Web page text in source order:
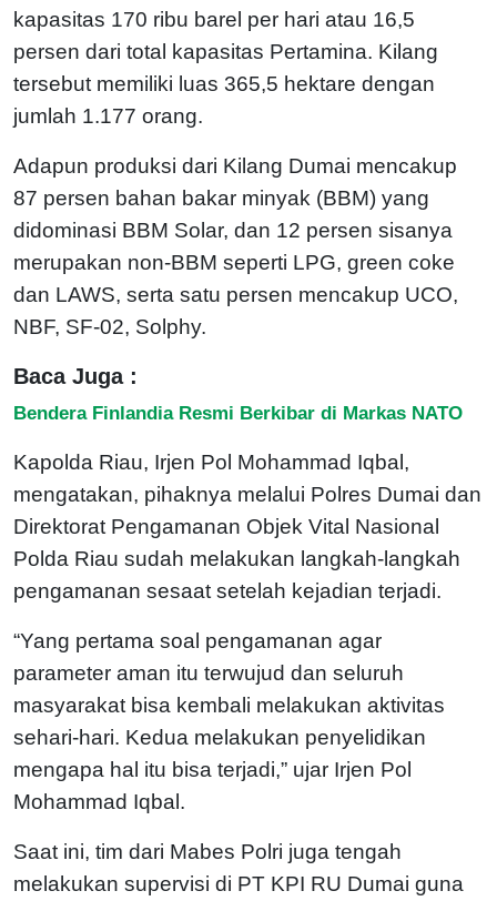
kapasitas 170 ribu barel per hari atau 16,5
persen dari total kapasitas Pertamina. Kilang
tersebut memiliki luas 365,5 hektare dengan
jumlah 1.177 orang.
Adapun produksi dari Kilang Dumai mencakup
87 persen bahan bakar minyak (BBM) yang
didominasi BBM Solar, dan 12 persen sisanya
merupakan non-BBM seperti LPG, green coke
dan LAWS, serta satu persen mencakup UCO,
NBF, SF-02, Solphy.
Baca Juga :
Bendera Finlandia Resmi Berkibar di Markas NATO
Kapolda Riau, Irjen Pol Mohammad Iqbal,
mengatakan, pihaknya melalui Polres Dumai dan
Direktorat Pengamanan Objek Vital Nasional
Polda Riau sudah melakukan langkah-langkah
pengamanan sesaat setelah kejadian terjadi.
“Yang pertama soal pengamanan agar
parameter aman itu terwujud dan seluruh
masyarakat bisa kembali melakukan aktivitas
sehari-hari. Kedua melakukan penyelidikan
mengapa hal itu bisa terjadi,” ujar Irjen Pol
Mohammad Iqbal.
Saat ini, tim dari Mabes Polri juga tengah
melakukan supervisi di PT KPI RU Dumai guna